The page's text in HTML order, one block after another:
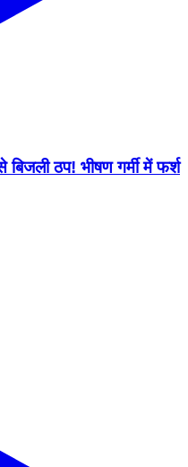
ठप! भीषण गर्मी में फर्श